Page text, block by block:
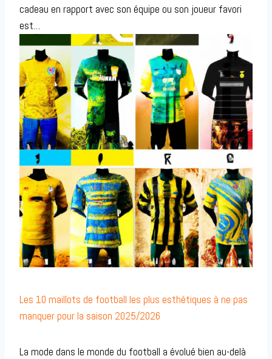
cadeau en rapport avec son équipe ou son joueur favori
est…
Les 10 maillots de football les plus esthétiques à ne pas
manquer pour la saison 2025/2026
La mode dans le monde du football a évolué bien au-delà